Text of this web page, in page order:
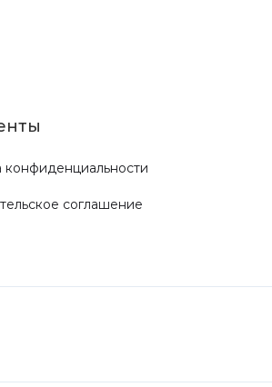
конфиденциальности
соглашение